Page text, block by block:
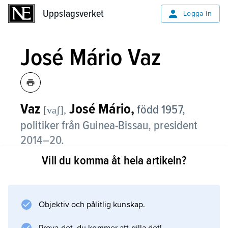
Uppslagsverket Logga in
José Mário Vaz
Vaz [vaʃ], José Mário, född 1957,
politiker från Guinea-Bissau, president
2014–20.
José Mário Vaz, ofta kallad ”Jomav”,
Partido Africano da Independência da Guiné e
Vill du komma åt hela artikeln?
Objektiv och pålitlig kunskap.